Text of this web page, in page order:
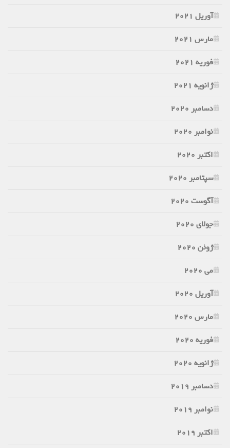
آوریل 2021
مارس 2021
فوریه 2021
ژانویه 2021
دسامبر 2020
نوامبر 2020
اکتبر 2020
سپتامبر 2020
آگوست 2020
جولای 2020
ژوئن 2020
می 2020
آوریل 2020
مارس 2020
فوریه 2020
ژانویه 2020
دسامبر 2019
نوامبر 2019
اکتبر 2019